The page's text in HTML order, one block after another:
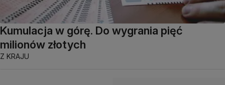
Kumulacja w górę. Do wygrania pięć
milionów złotych
Z KRAJU